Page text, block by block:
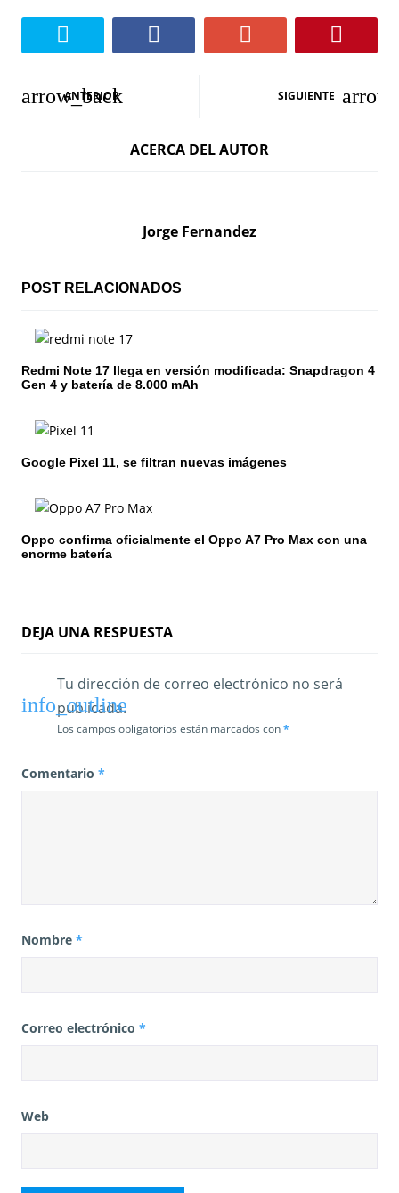
N
c
ó
n
d
e
e
n
t
a
a
ANTERIOR SIGUIENTE
ACERCA DEL AUTOR
Jorge Fernandez
POST RELACIONADOS
Redmi Note 17 llega en versión modificada: Snapdragon 4
Gen 4 y batería de 8.000 mAh
Google Pixel 11, se filtran nuevas imágenes
Oppo confirma oficialmente el Oppo A7 Pro Max con una
enorme batería
DEJA UNA RESPUESTA
Tu dirección de correo electrónico no será
publicada.
Los campos obligatorios están marcados con*
Comentario *
Nombre *
Correo electrónico *
Web